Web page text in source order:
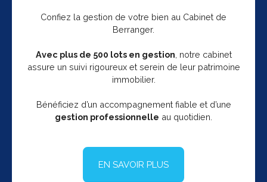
Confiez la gestion de votre bien au Cabinet de
Berranger.
Avec plus de 500 lots en gestion , notre cabinet
assure un suivi rigoureux et serein de leur patrimoine
immobilier.
Bénéficiez d’un accompagnement fiable et d’une
gestion professionnelle au quotidien.
EN SAVOIR PLUS